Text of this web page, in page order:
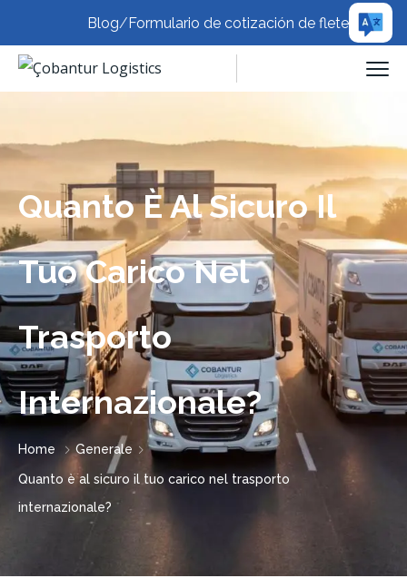
Blog/Formulario de cotización de flete
Quanto È Al Sicuro Il
Tuo Carico Nel
Trasporto
Internazionale?
Home Generale
Quanto è al sicuro il tuo carico nel trasporto
internazionale?